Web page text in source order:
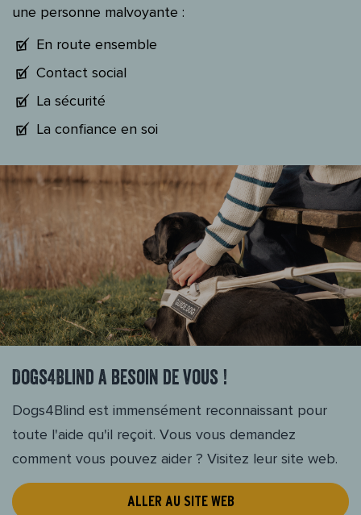
une personne malvoyante :
En route ensemble
Contact social
La sécurité
La confiance en soi
Dogs4Blind a besoin de vous !
Dogs4Blind est immensément reconnaissant pour
toute l'aide qu'il reçoit. Vous vous demandez
comment vous pouvez aider ? Visitez leur site web.
ALLER AU SITE WEB